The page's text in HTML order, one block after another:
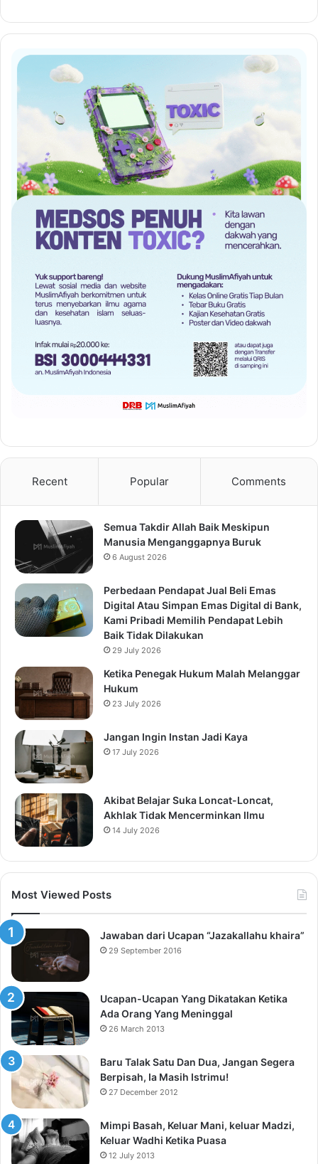
Recent Popular Comments
Semua Takdir Allah Baik Meskipun
Manusia Menganggapnya Buruk
6 August 2026
Perbedaan Pendapat Jual Beli Emas
Digital Atau Simpan Emas Digital di Bank,
Kami Pribadi Memilih Pendapat Lebih
Baik Tidak Dilakukan
29 July 2026
Ketika Penegak Hukum Malah Melanggar
Hukum
23 July 2026
Jangan Ingin Instan Jadi Kaya
17 July 2026
Akibat Belajar Suka Loncat-Loncat,
Akhlak Tidak Mencerminkan Ilmu
14 July 2026
Most Viewed Posts
Jawaban dari Ucapan “Jazakallahu khaira”
29 September 2016
Ucapan-Ucapan Yang Dikatakan Ketika
Ada Orang Yang Meninggal
26 March 2013
Baru Talak Satu Dan Dua, Jangan Segera
Berpisah, Ia Masih Istrimu!
27 December 2012
Mimpi Basah, Keluar Mani, keluar Madzi,
Keluar Wadhi Ketika Puasa
12 July 2013